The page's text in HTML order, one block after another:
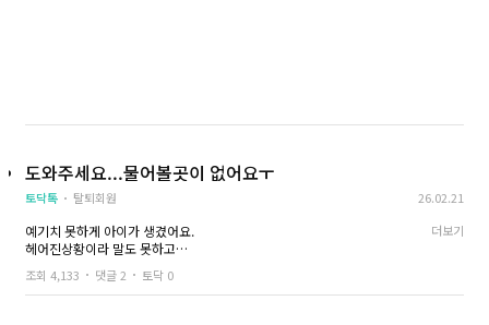
도와주세요...물어볼곳이 없어요ㅜ
토닥톡 탈퇴회원 26.02.21
예기치 못하게 아이가 생겼어요.
헤어진상황이라 말도 못하고
혼자서 수술해야하는데..
제주도에
보호자없이 수술 가능한 병원있을까요ㅠㅠ
더보기
조회 4,133 댓글 2 토닥 0